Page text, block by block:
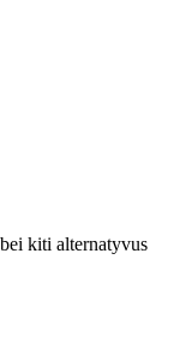
kiti alternatyvus